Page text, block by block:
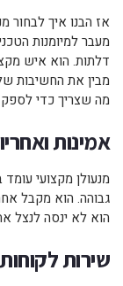
אז הבנו איך לבחור
מעבר למיומנות
דלתות. הוא איש
מבין את החשיבות
מה שצריך כדי
אמינות
מנעולן מקצועי
גבוהה. הוא מקבל
הוא לא ינסה לנצל
שירות